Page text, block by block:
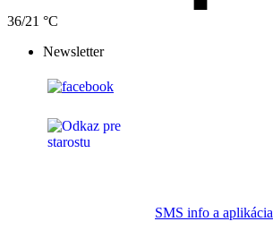
36/21 °C
Newsletter
SMS info a aplikácia